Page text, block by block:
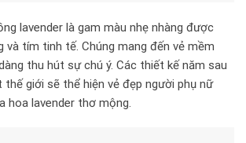
lavender là gam màu nhẹ nhàng được
và tím tinh tế. Chúng mang đến vẻ mềm
thu hút sự chú ý. Các thiết kế năm sau
thế giới sẽ thể hiện vẻ đẹp người phụ nữ
hoa lavender thơ mộng.